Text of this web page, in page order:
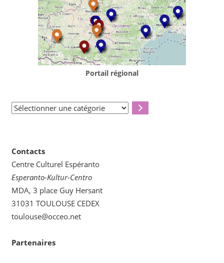
Portail régional
Sélectionner
Contacts
Centre Culturel Espéranto
Esperanto-Kultur-Centro
MDA, 3 place Guy Hersant
31031 TOULOUSE CEDEX
toulouse@occeo.net
Partenaires